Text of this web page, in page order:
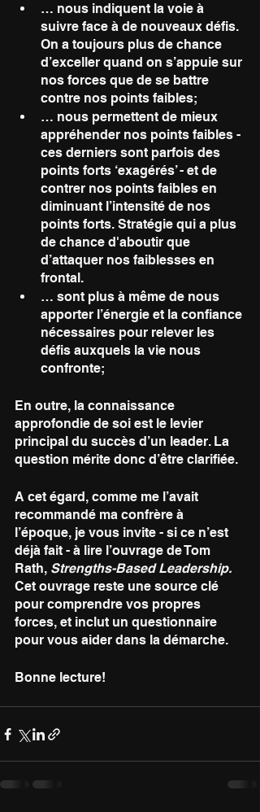
… nous indiquent la voie à
suivre face à de nouveaux défis.
On a toujours plus de chance
d’exceller quand on s’appuie sur
nos forces que de se battre
contre nos points faibles;
… nous permettent de mieux
appréhender nos points faibles -
ces derniers sont parfois des
points forts ‘exagérés’ - et de
contrer nos points faibles en
diminuant l’intensité de nos
points forts. Stratégie qui a plus
de chance d'aboutir que
d’attaquer nos faiblesses en
frontal.
… sont plus à même de nous
apporter l’énergie et la confiance
nécessaires pour relever les
défis auxquels la vie nous
confronte;
En outre, la connaissance
approfondie de soi est le levier
principal du succès d’un leader. La
question mérite donc d’être clarifiée.
A cet égard, comme me l’avait
recommandé ma confrère à
l’époque, je vous invite - si ce n’est
déjà fait - à lire l’ouvrage de Tom
Rath, Strengths-Based Leadership.
Cet ouvrage reste une source clé
pour comprendre vos propres
forces, et inclut un questionnaire
pour vous aider dans la démarche.
Bonne lecture!